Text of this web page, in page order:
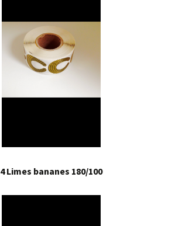
4 Limes bananes 180/100